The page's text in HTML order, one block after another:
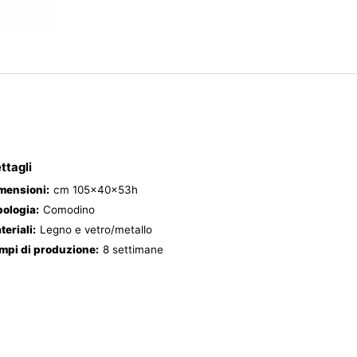
cm 105x40x53h
Comodino
Legno e vetro/metallo
di produzione: 8 settimane